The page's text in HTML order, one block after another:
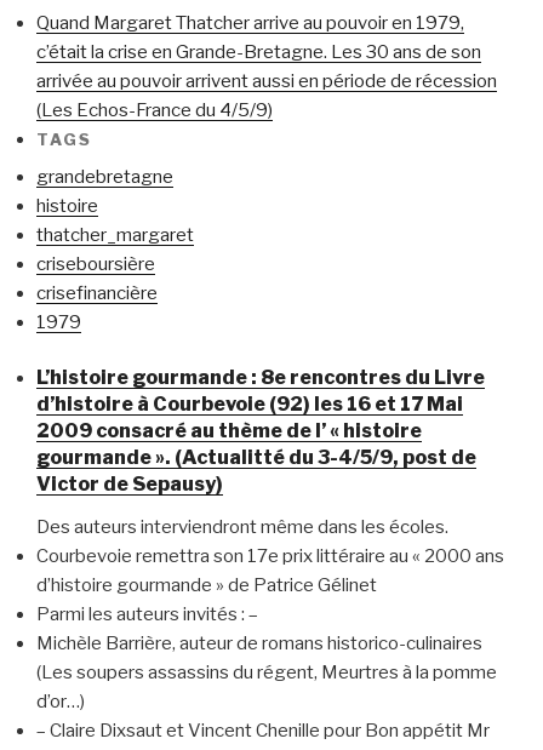
Quand Margaret Thatcher arrive au pouvoir en 1979,
c’était la crise en Grande-Bretagne. Les 30 ans de son
arrivée au pouvoir arrivent aussi en période de récession
(Les Echos-France du 4/5/9)
TAGS
grandebretagne
histoire
thatcher_margaret
criseboursière
crisefinancière
1979
L’histoire gourmande : 8e rencontres du Livre
d’histoire à Courbevoie (92) les 16 et 17 Mai
2009 consacré au thème de l’ « histoire
gourmande ». (Actualitté du 3-4/5/9, post de
Victor de Sepausy)
Des auteurs interviendront même dans les écoles.
Courbevoie remettra son 17e prix littéraire au « 2000 ans
d’histoire gourmande » de Patrice Gélinet
Parmi les auteurs invités : –
Michèle Barrière, auteur de romans historico-culinaires
(Les soupers assassins du régent, Meurtres à la pomme
d’or…)
– Claire Dixsaut et Vincent Chenille pour Bon appétit Mr